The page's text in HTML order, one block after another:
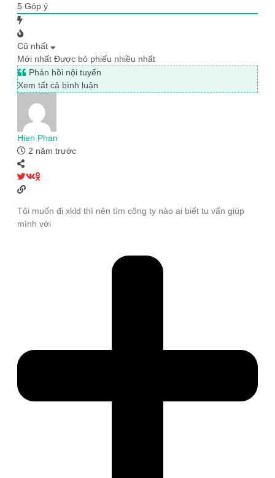
5 Góp ý
Cũ nhất
Mới nhất Được bỏ phiếu nhiều nhất
Phản hồi nội tuyến
Xem tất cả bình luận
Hien Phan
2 năm trước
Tôi muốn đi xkld thì nên tìm công ty nào ai biết tu vấn giúp
mình với